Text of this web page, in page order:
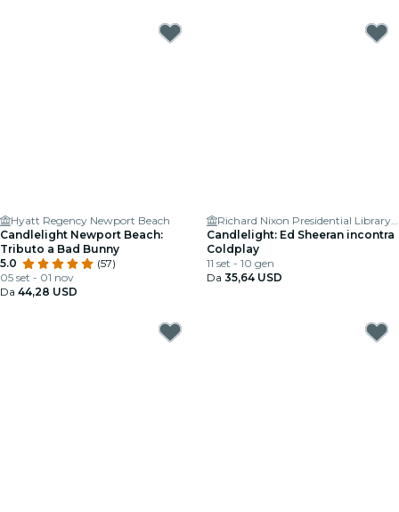
Hyatt Regency Newport Beach
Candlelight Newport Beach:
Tributo a Bad Bunny
5.0
(57)
05 set - 01 nov
Da 44,28 USD
Richard Nixon Presidential Library & Museum
Candlelight: Ed Sheeran incontra
Coldplay
11 set - 10 gen
Da 35,64 USD